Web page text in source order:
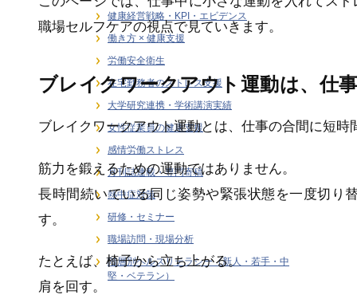
職場セルフケアの視点で見ていきます。
ブレイクワークアウト運動は、仕
ブレイクワークアウト運動とは、仕事の合間に短
筋力を鍛えるための運動ではありません。
長時間続いている同じ姿勢や緊張状態を一度切り
す。
たとえば、椅子から立ち上がる。
肩を回す。
健康経営戦略・KPI・エビデンス
働き方 × 健康支援
労働安全衛生
在宅勤務者のストレス支援
大学研究連携・学術講演実績
女性従業員の健康支援
感情労働ストレス
月刊誌連載・専門寄稿
熱中症対策
研修・セミナー
職場訪問・現場分析
階層別ヘルスリテラシー（新人・若手・中
堅・ベテラン）